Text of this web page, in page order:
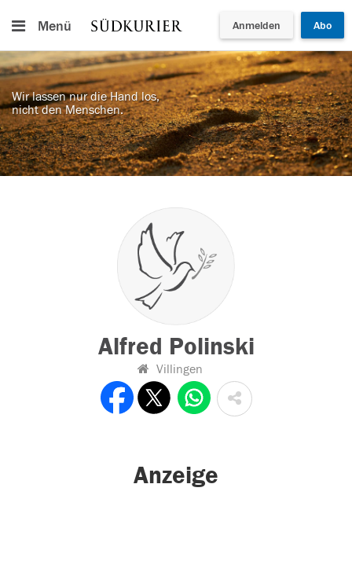
Menü Anmelden Abo
Wir lassen nur die Hand los,
nicht den Menschen.
Alfred Polinski
Villingen
Anzeige